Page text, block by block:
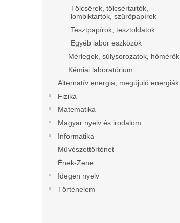
Tölcsérek, tölcsértartók,
lombiktartók, szűrőpapírok
Tesztpapírok, tesztoldatok
Egyéb labor eszközök
Mérlegek, súlysorozatok, hőmérők
Kémiai laboratórium
Alternatív energia, megújuló energiák
Fizika
Matematika
Magyar nyelv és irodalom
Informatika
Művészettörténet
Ének-Zene
Idegen nyelv
Történelem